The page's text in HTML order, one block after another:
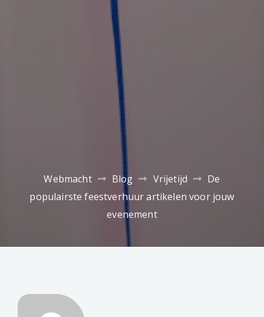
Webmacht Blog Vrijetijd
De
populairste feestverhuur artikelen voor jouw
evenement